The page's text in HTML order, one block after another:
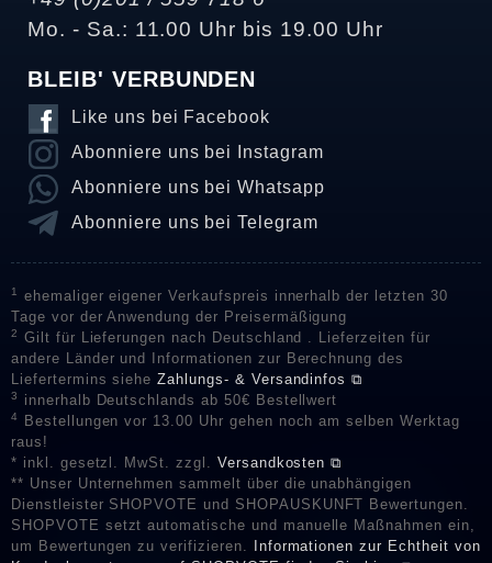
Mo. - Sa.: 11.00 Uhr bis 19.00 Uhr
BLEIB' VERBUNDEN
Like uns bei Facebook
Abonniere uns bei Instagram
Abonniere uns bei Whatsapp
Abonniere uns bei Telegram
1
ehemaliger eigener Verkaufspreis innerhalb der letzten 30
Tage vor der Anwendung der Preisermäßigung
2
Gilt für Lieferungen nach Deutschland . Lieferzeiten für
andere Länder und Informationen zur Berechnung des
Liefertermins sieheZahlungs- & Versandinfos ⧉
3 innerhalb Deutschlands ab 50€ Bestellwert
4
Bestellungen vor 13.00 Uhr gehen noch am selben Werktag
raus!
* inkl. gesetzl. MwSt. zzgl. Versandkosten ⧉
** Unser Unternehmen sammelt über die unabhängigen
Dienstleister SHOPVOTE und SHOPAUSKUNFT Bewertungen.
SHOPVOTE setzt automatische und manuelle Maßnahmen ein,
um Bewertungen zu verifizieren.
Informationen zur Echtheit von